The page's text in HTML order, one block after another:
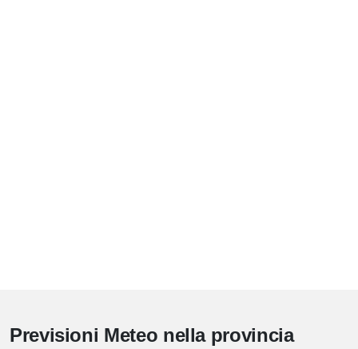
Previsioni Meteo nella provincia